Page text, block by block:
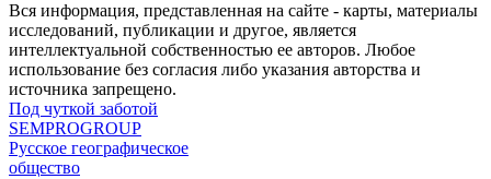
Вся информация, представленная на сайте - карты, материалы
исследований, публикации и другое, является
интеллектуальной собственностью ее авторов. Любое
использование без согласия либо указания авторства и
источника запрещено.
Под чуткой заботой
SEMPROGROUP
Русское географическое
общество